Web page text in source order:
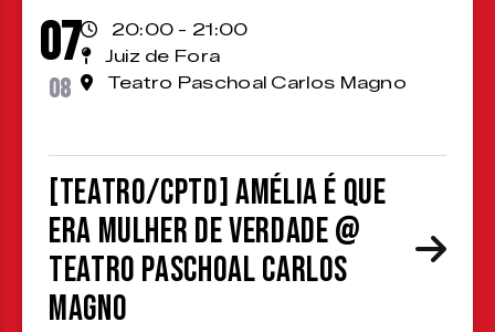
07
08
20:00 - 21:00
Juiz de Fora
Teatro Paschoal Carlos Magno
[TEATRO/CPTD] Amélia é que
era mulher de verdade @
Teatro Paschoal Carlos
Magno